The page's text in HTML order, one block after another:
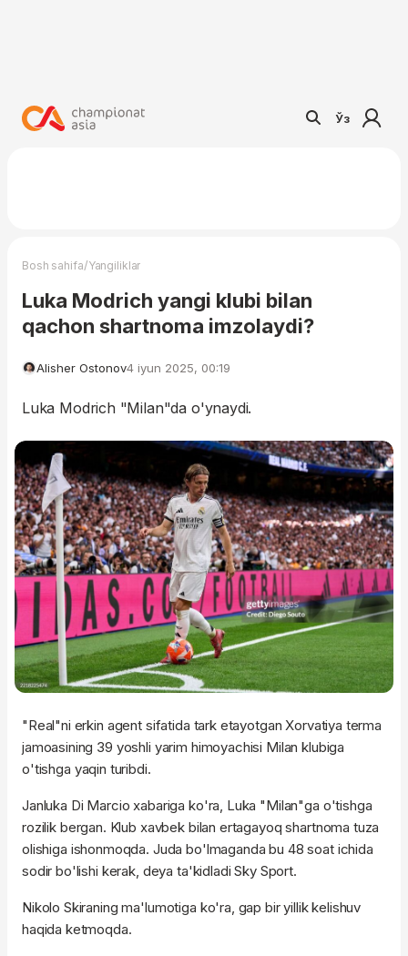
Ўз
Bosh sahifa/Yangiliklar
Luka Modrich yangi klubi bilan
qachon shartnoma imzolaydi?
Alisher Ostonov4 iyun 2025, 00:19
Luka Modrich "Milan"da o'ynaydi.
"Real"ni erkin agent sifatida tark etayotgan Xorvatiya terma
jamoasining 39 yoshli yarim himoyachisi Milan klubiga
o'tishga yaqin turibdi.
Janluka Di Marcio xabariga ko'ra, Luka "Milan"ga o'tishga
rozilik bergan. Klub xavbek bilan ertagayoq shartnoma tuza
olishiga ishonmoqda. Juda bo'lmaganda bu 48 soat ichida
sodir bo'lishi kerak, deya ta'kidladi Sky Sport.
Nikolo Skiraning ma'lumotiga ko'ra, gap bir yillik kelishuv
haqida ketmoqda.